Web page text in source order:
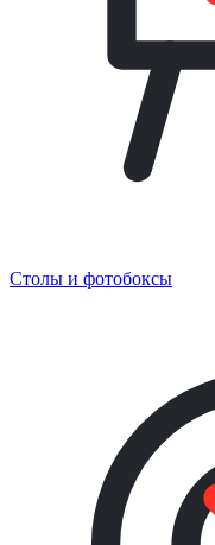
Столы и фотобоксы